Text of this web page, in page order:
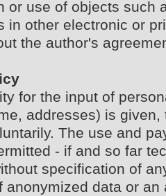
or use of objects such
in other electronic or
the author's
for the input of
addresses) is
The use and
- if and so far
specification of
anonymized data or